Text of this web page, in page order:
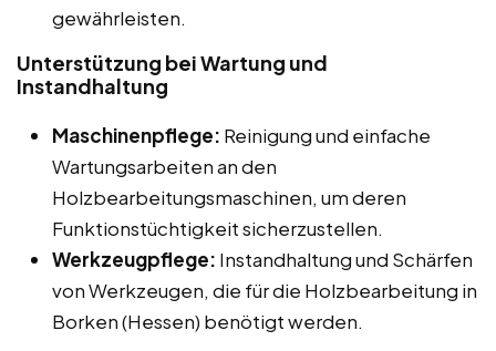
gewährleisten.
Unterstützung bei Wartung und
Instandhaltung
Maschinenpflege: Reinigung und einfache
Wartungsarbeiten an den
Holzbearbeitungsmaschinen, um deren
Funktionstüchtigkeit sicherzustellen.
Werkzeugpflege: Instandhaltung und Schärfen
von Werkzeugen, die für die Holzbearbeitung in
Borken (Hessen) benötigt werden.